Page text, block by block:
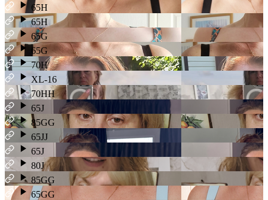
65H
65H
65G
65G
70H
XL-16
70HH
65J
85GG
65JJ
65J
80J
85GG
65GG